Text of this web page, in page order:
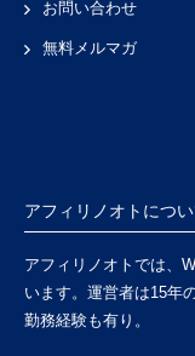
お問い合わせ
無料メルマガ
アフィリノオトにつ
アフィリノオトでは、
います。運営者は15年
勤務経験も有り。